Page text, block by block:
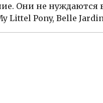
Они не нуждаются
Littel Pony, Belle